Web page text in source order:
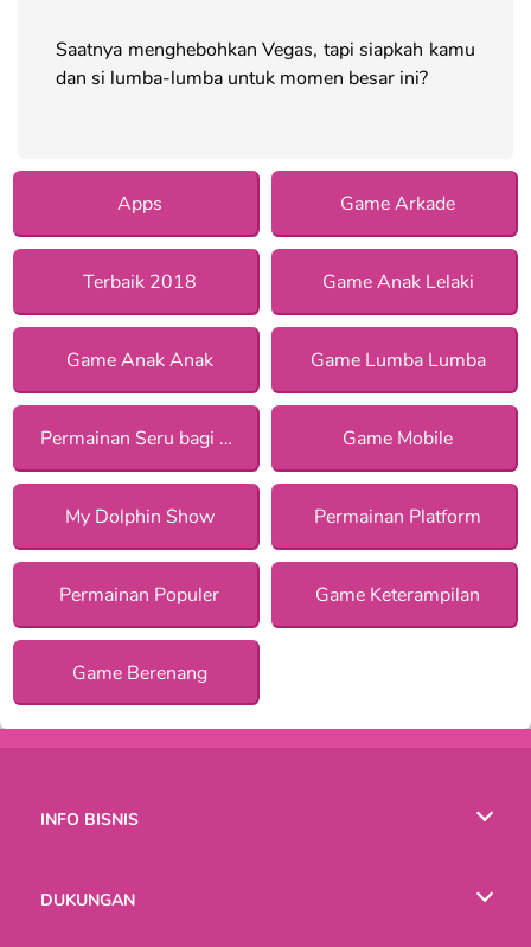
Saatnya menghebohkan Vegas, tapi siapkah kamu
dan si lumba-lumba untuk momen besar ini?
Apps Game Arkade
Terbaik 2018 Game Anak Lelaki
Game Anak Anak Game Lumba Lumba
Permainan Seru bagi Anak Perempuan Game Mobile
My Dolphin Show Permainan Platform
Permainan Populer Game Keterampilan
Game Berenang
INFO BISNIS
DUKUNGAN